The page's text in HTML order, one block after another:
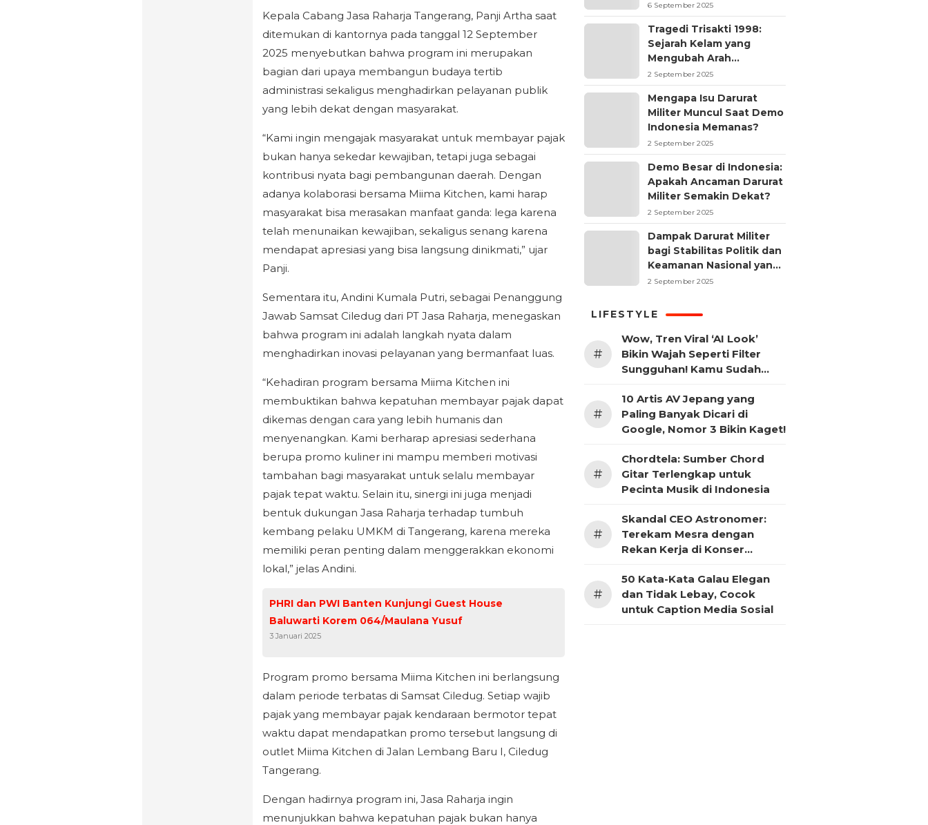
Kepala Cabang Jasa Raharja Tangerang, Panji Artha saat
ditemukan di kantornya pada tanggal 12 September
2025 menyebutkan bahwa program ini merupakan
bagian dari upaya membangun budaya tertib
administrasi sekaligus menghadirkan pelayanan publik
yang lebih dekat dengan masyarakat.
“Kami ingin mengajak masyarakat untuk membayar pajak
bukan hanya sekedar kewajiban, tetapi juga sebagai
kontribusi nyata bagi pembangunan daerah. Dengan
adanya kolaborasi bersama Miima Kitchen, kami harap
masyarakat bisa merasakan manfaat ganda: lega karena
telah menunaikan kewajiban, sekaligus senang karena
mendapat apresiasi yang bisa langsung dinikmati,” ujar
Panji.
Sementara itu, Andini Kumala Putri, sebagai Penanggung
Jawab Samsat Ciledug dari PT Jasa Raharja, menegaskan
bahwa program ini adalah langkah nyata dalam
menghadirkan inovasi pelayanan yang bermanfaat luas.
“Kehadiran program bersama Miima Kitchen ini
membuktikan bahwa kepatuhan membayar pajak dapat
dikemas dengan cara yang lebih humanis dan
menyenangkan. Kami berharap apresiasi sederhana
berupa promo kuliner ini mampu memberi motivasi
tambahan bagi masyarakat untuk selalu membayar
pajak tepat waktu. Selain itu, sinergi ini juga menjadi
bentuk dukungan Jasa Raharja terhadap tumbuh
kembang pelaku UMKM di Tangerang, karena mereka
memiliki peran penting dalam menggerakkan ekonomi
lokal,” jelas Andini.
PHRI dan PWI Banten Kunjungi Guest House
Baluwarti Korem 064/Maulana Yusuf
3 Januari 2025
Program promo bersama Miima Kitchen ini berlangsung
dalam periode terbatas di Samsat Ciledug. Setiap wajib
pajak yang membayar pajak kendaraan bermotor tepat
waktu dapat mendapatkan promo tersebut langsung di
outlet Miima Kitchen di Jalan Lembang Baru I, Ciledug
Tangerang.
Dengan hadirnya program ini, Jasa Raharja ingin
menunjukkan bahwa kepatuhan pajak bukan hanya
6 September 2025
Tragedi Trisakti 1998:
Sejarah Kelam yang
Mengubah Arah
Reformasi Indonesia
2 September 2025
Mengapa Isu Darurat
Militer Muncul Saat Demo
Indonesia Memanas?
2 September 2025
Demo Besar di Indonesia:
Apakah Ancaman Darurat
Militer Semakin Dekat?
2 September 2025
Dampak Darurat Militer
bagi Stabilitas Politik dan
Keamanan Nasional yang
Sering Terlupakan
2 September 2025
LIFESTYLE
#
Wow, Tren Viral ‘AI Look’
Bikin Wajah Seperti Filter
Sungguhan! Kamu Sudah
#
10 Artis AV Jepang yang
Paling Banyak Dicari di
Google, Nomor 3 Bikin Kaget!
#
Chordtela: Sumber Chord
Gitar Terlengkap untuk
Pecinta Musik di Indonesia
#
Skandal CEO Astronomer:
Terekam Mesra dengan
Rekan Kerja di Konser
#
50 Kata-Kata Galau Elegan
dan Tidak Lebay, Cocok
untuk Caption Media Sosial